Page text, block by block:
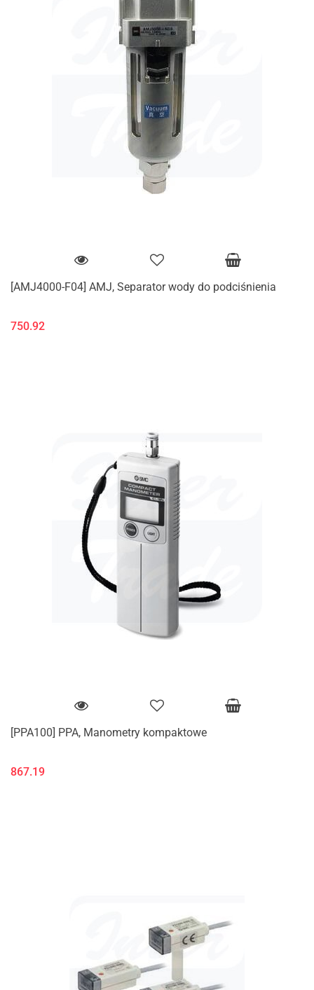
[AMJ4000-F04] AMJ, Separator wody do podciśnienia
750.92
[PPA100] PPA, Manometry kompaktowe
867.19